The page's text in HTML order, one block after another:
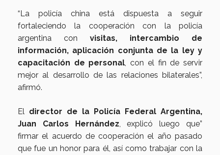
“La policía china está dispuesta a seguir
fortaleciendo la cooperación con la policía
argentina con visitas, intercambio de
información, aplicación conjunta de la ley y
capacitación de personal , con el fin de servir
mejor al desarrollo de las relaciones bilaterales”,
afirmó.
El director de la Policía Federal Argentina,
Juan Carlos Hernández , explicó luego que”
firmar el acuerdo de cooperación el año pasado
que fue un honor para él, así como trabajar con la